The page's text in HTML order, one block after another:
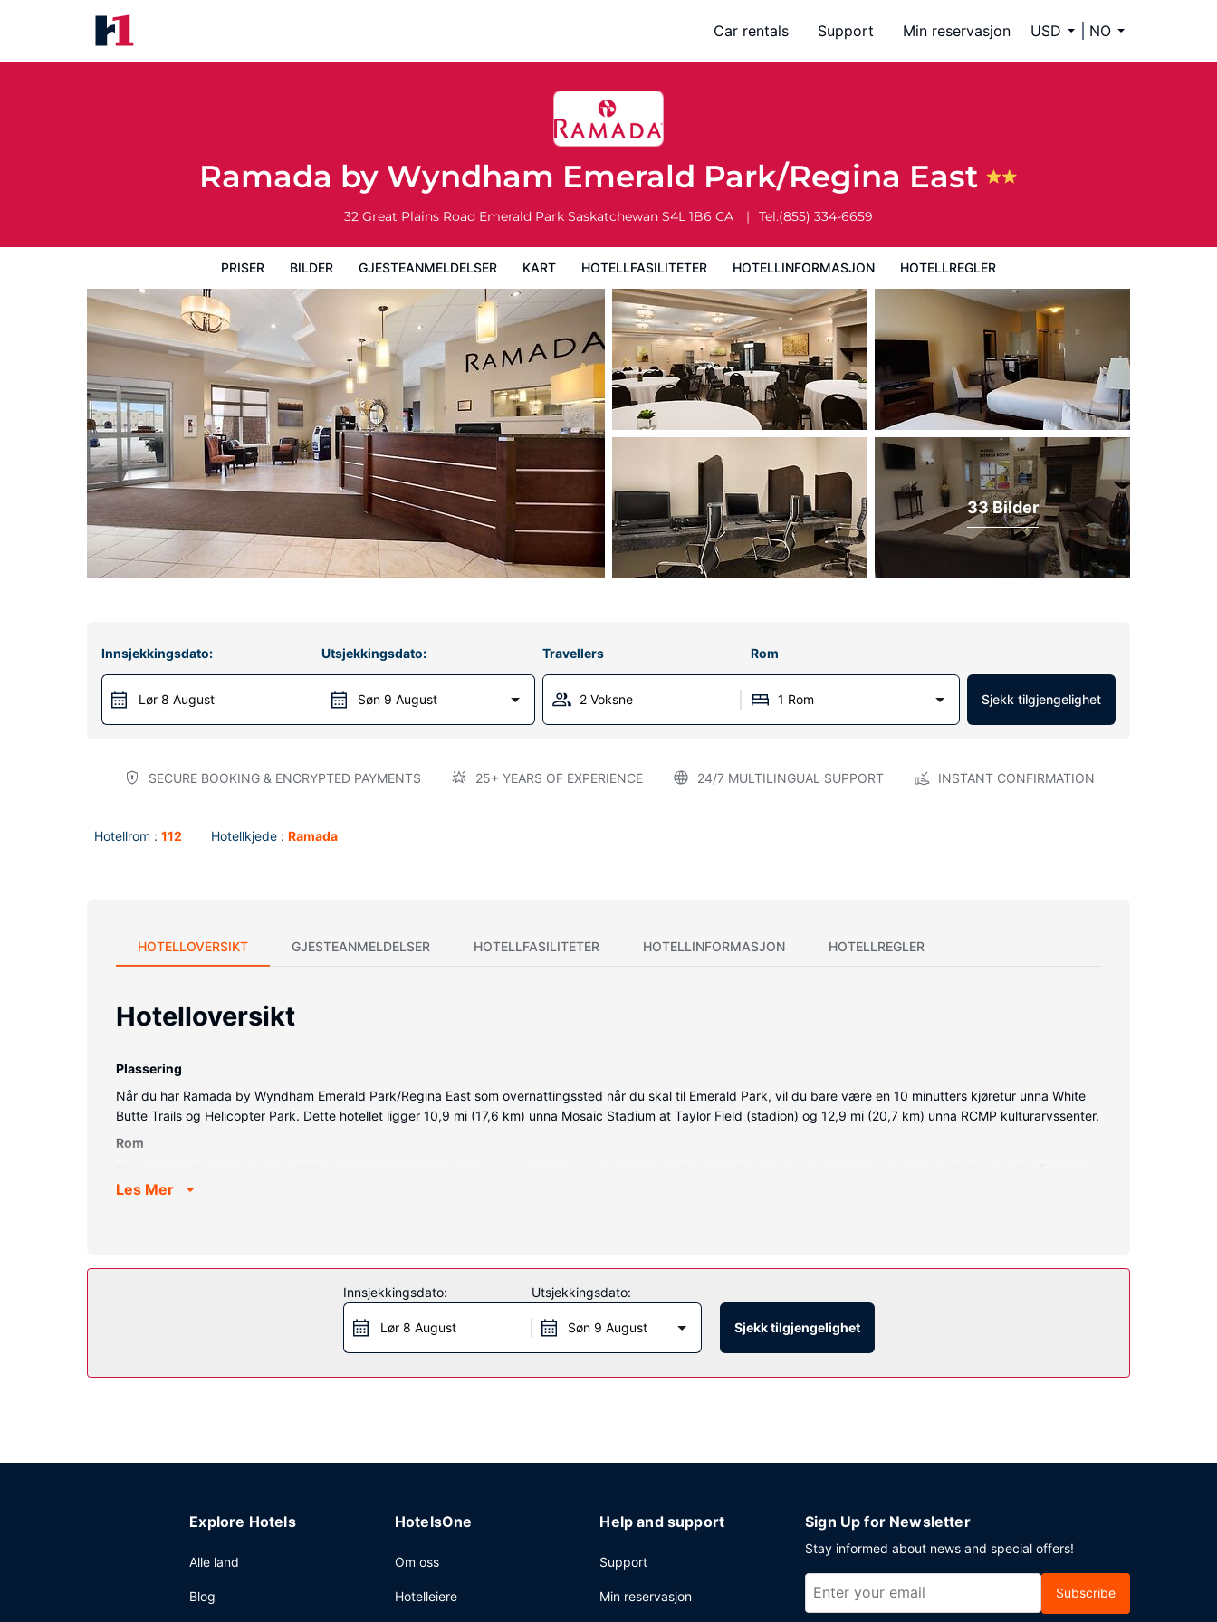
Car rentals Support Min reservasjon USD NO
Ramada by Wyndham Emerald Park/Regina East
32 Great Plains Road Emerald Park Saskatchewan S4L 1B6 CA Tel.(855) 334-6659
PRISER BILDER GJESTEANMELDELSER KART HOTELLFASILITETER HOTELLINFORMASJON HOTELLREGLER
33 Bilder
Innsjekkingsdato:
Lør 8 August
Utsjekkingsdato:
Søn 9 August
Travellers Rom
2 Voksne 1 Rom Sjekk tilgjengelighet
SECURE BOOKING & ENCRYPTED PAYMENTS 25+ YEARS OF EXPERIENCE 24/7 MULTILINGUAL SUPPORT INSTANT CONFIRMATION
Hotellrom : 112 Hotellkjede : Ramada
HOTELLOVERSIKT GJESTEANMELDELSER HOTELLFASILITETER HOTELLINFORMASJON HOTELLREGLER
Hotelloversikt
Plassering
Når du har Ramada by Wyndham Emerald Park/Regina East som overnattingssted når du skal til Emerald Park, vil du bare være en 10 minutters kjøretur unna White
Butte Trails og Helicopter Park. Dette hotellet ligger 10,9 mi (17,6 km) unna Mosaic Stadium at Taylor Field (stadion) og 12,9 mi (20,7 km) unna RCMP kulturarvssenter.
Rom
og underholdningen er sikret med en 55-tommers flatskjerm-TV. Rommet har skrivebord og separat sitteområde, samt telefon med lokalsamtaler (inkludert).
Som gjest på Ramada by Wyndham Emerald Park/Regina East kan du få deg en matbit i snackbaren/delikatesseforretningen. Frokost på farten er inkludert og
serveres daglig fra kl. 06.00 til kl. 10.00.
Les Mer
Innsjekkingsdato:
Lør 8 August
Utsjekkingsdato:
Søn 9 August Sjekk tilgjengelighet
Explore Hotels
Alle land
Blog
HotelsOne
Om oss
Hotelleiere
Help and support
Support
Min reservasjon
Sign Up for Newsletter
Stay informed about news and special offers!
Subscribe